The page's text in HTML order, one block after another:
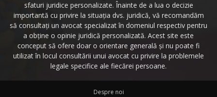
sfaturi juridice personalizate. Înainte de a lua o decizie
importantă cu privire la situația dvs. juridică, vă recomandăm
să consultați un avocat specializat în domeniul respectiv pentru
a obține o opinie juridică personalizată. Acest site este
conceput să ofere doar o orientare generală și nu poate fi
utilizat în locul consultării unui avocat cu privire la problemele
legale specifice ale fiecărei persoane.
Despre noi